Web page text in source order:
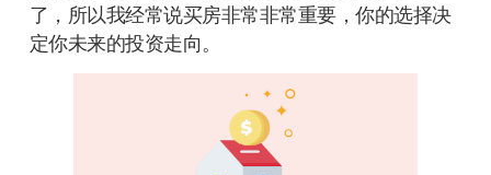
了，所以我经常说买房非常非常重要，你的选择决
定你未来的投资走向。